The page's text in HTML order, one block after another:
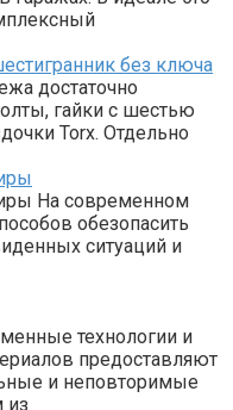
без ключа
достаточно
гайки с шестью
Torx. Отдельно
На современном
обезопасить
ситуаций и
технологии и
предоставляют
и неповторимые
из